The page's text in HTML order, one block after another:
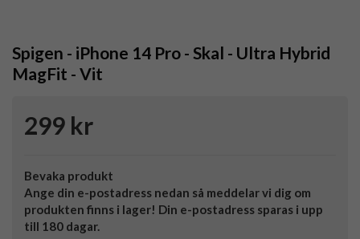
Spigen - iPhone 14 Pro - Skal - Ultra Hybrid
MagFit - Vit
299 kr
Bevaka produkt
Ange din e-postadress nedan så meddelar vi dig om
produkten finns i lager! Din e-postadress sparas i upp
till 180 dagar.